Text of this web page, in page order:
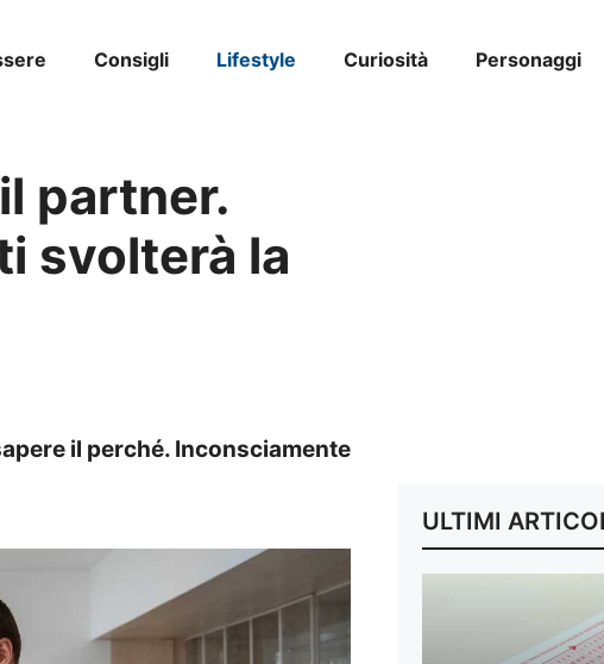
Consigli Lifestyle Curiosità Personaggi
partner.
svolterà la
il perché. Inconsciamente
ULTIMI